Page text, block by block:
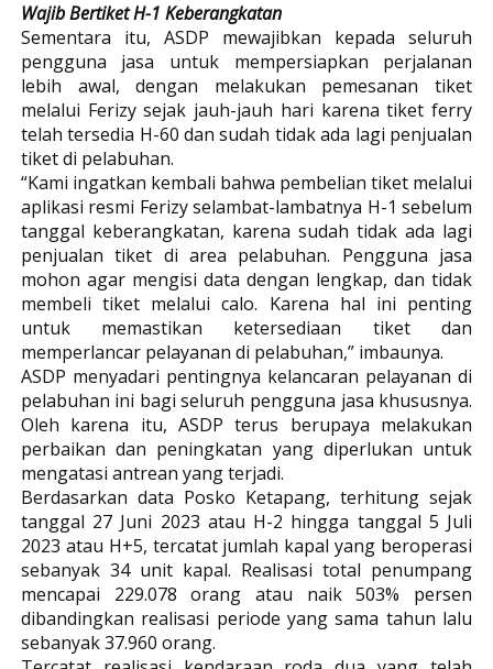
Wajib Bertiket H-1 Keberangkatan
Sementara itu, ASDP mewajibkan kepada seluruh
pengguna jasa untuk mempersiapkan perjalanan
lebih awal, dengan melakukan pemesanan tiket
melalui Ferizy sejak jauh-jauh hari karena tiket ferry
telah tersedia H-60 dan sudah tidak ada lagi penjualan
tiket di pelabuhan.
“Kami ingatkan kembali bahwa pembelian tiket melalui
aplikasi resmi Ferizy selambat-lambatnya H-1 sebelum
tanggal keberangkatan, karena sudah tidak ada lagi
penjualan tiket di area pelabuhan. Pengguna jasa
mohon agar mengisi data dengan lengkap, dan tidak
membeli tiket melalui calo. Karena hal ini penting
untuk memastikan ketersediaan tiket dan
memperlancar pelayanan di pelabuhan,” imbaunya.
ASDP menyadari pentingnya kelancaran pelayanan di
pelabuhan ini bagi seluruh pengguna jasa khususnya.
Oleh karena itu, ASDP terus berupaya melakukan
perbaikan dan peningkatan yang diperlukan untuk
mengatasi antrean yang terjadi.
Berdasarkan data Posko Ketapang, terhitung sejak
tanggal 27 Juni 2023 atau H-2 hingga tanggal 5 Juli
2023 atau H+5, tercatat jumlah kapal yang beroperasi
sebanyak 34 unit kapal. Realisasi total penumpang
mencapai 229.078 orang atau naik 503% persen
dibandingkan realisasi periode yang sama tahun lalu
sebanyak 37.960 orang.